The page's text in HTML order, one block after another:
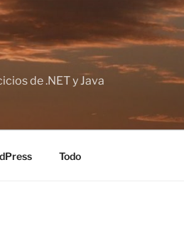
de .NET y Java
Todo